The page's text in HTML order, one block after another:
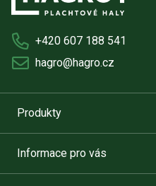
+420 607 188 541
hagro@hagro.cz
Produkty
Informace pro vás